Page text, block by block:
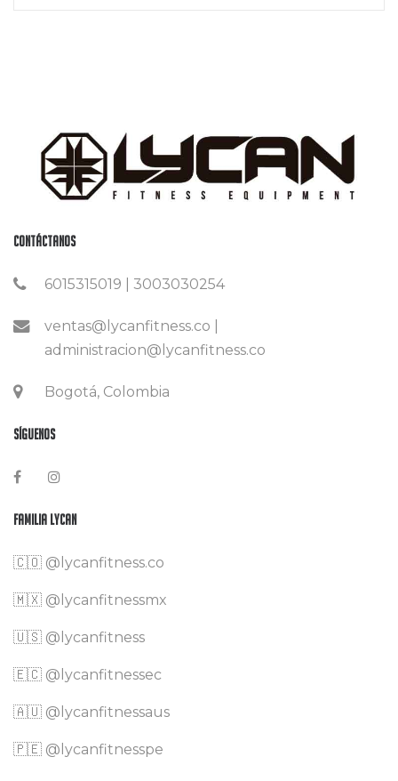
Contáctanos
6015315019 | 3003030254
ventas@lycanfitness.co |
administracion@lycanfitness.co
Bogotá, Colombia
Síguenos
Familia Lycan
🇨🇴 @lycanfitness.co
🇲🇽 @lycanfitnessmx
🇺🇸 @lycanfitness
🇪🇨 @lycanfitnessec
🇦🇺 @lycanfitnessaus
🇵🇪 @lycanfitnesspe